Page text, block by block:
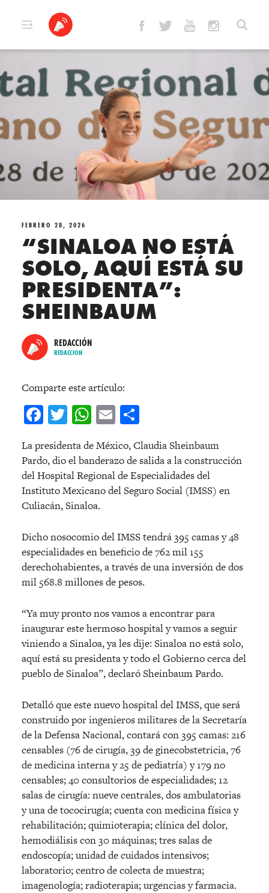
FEBRERO 28, 2026
“SINALOA NO ESTÁ
SOLO, AQUÍ ESTÁ SU
PRESIDENTA”:
SHEINBAUM
REDACCIÓN
REDACCION
Comparte este artículo:
Facebook
Twitter
WhatsApp
Email
La presidenta de México, Claudia Sheinbaum
Pardo, dio el banderazo de salida a la construcción
del Hospital Regional de Especialidades del
Instituto Mexicano del Seguro Social (IMSS) en
Culiacán, Sinaloa.
Dicho nosocomio del IMSS tendrá 395 camas y 48
especialidades en beneficio de 762 mil 155
derechohabientes, a través de una inversión de dos
mil 568.8 millones de pesos.
“Ya muy pronto nos vamos a encontrar para
inaugurar este hermoso hospital y vamos a seguir
viniendo a Sinaloa, ya les dije: Sinaloa no está solo,
aquí está su presidenta y todo el Gobierno cerca del
pueblo de Sinaloa”, declaró Sheinbaum Pardo.
Detalló que este nuevo hospital del IMSS, que será
construido por ingenieros militares de la Secretaría
de la Defensa Nacional, contará con 395 camas: 216
censables (76 de cirugía, 39 de ginecobstetricia, 76
de medicina interna y 25 de pediatría) y 179 no
censables; 40 consultorios de especialidades; 12
salas de cirugía: nueve centrales, dos ambulatorias
y una de tococirugía; cuenta con medicina física y
rehabilitación; quimioterapia; clínica del dolor,
hemodiálisis con 30 máquinas; tres salas de
endoscopía; unidad de cuidados intensivos;
laboratorio; centro de colecta de muestra;
imagenología; radioterapia; urgencias y farmacia.